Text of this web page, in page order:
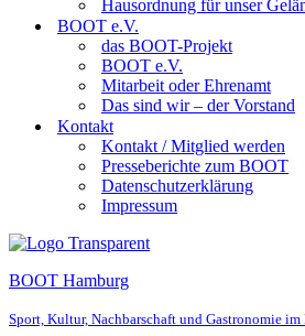
Hausordnung für unser
BOOT e.V.
das BOOT-Projekt
BOOT e.V.
Mitarbeit oder Ehrenamt
Das sind wir – der Vorstand
Kontakt
Kontakt / Mitglied werden
Presseberichte zum BOOT
Datenschutzerklärung
Impressum
BOOT Hamburg
Sport, Kultur, Nachbarschaft und Gastronomie